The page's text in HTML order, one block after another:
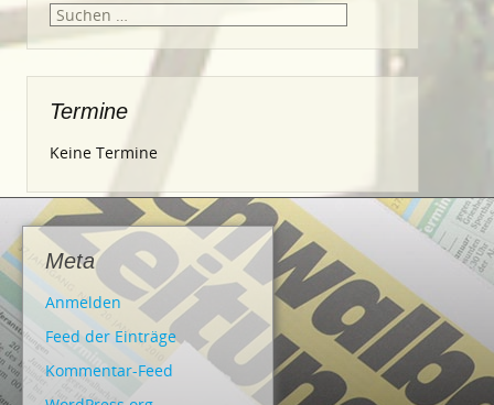
Suche
nach:
Termine
Keine Termine
Meta
Anmelden
Feed der Einträge
Kommentar-Feed